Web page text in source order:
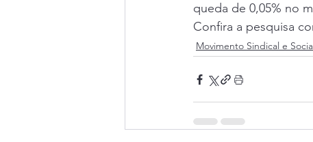
queda de 0,05% no
Confira a pesquisa
Movimento Sindical e